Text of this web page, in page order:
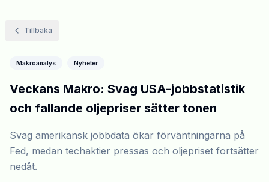
Tillbaka
Makroanalys Nyheter
Veckans Makro: Svag USA-jobbstatistik
och fallande oljepriser sätter tonen
Svag amerikansk jobbdata ökar förväntningarna på
Fed, medan techaktier pressas och oljepriset fortsätter
nedåt.